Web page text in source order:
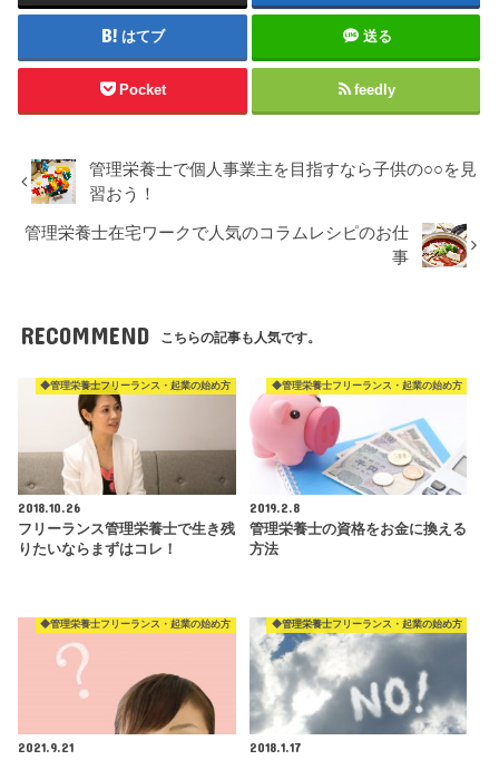
はてブ 送る
Pocket feedly
管理栄養士で個人事業主を目指すなら子供の○○を見
習おう！
管理栄養士在宅ワークで人気のコラムレシピのお仕
事
RECOMMEND こちらの記事も人気です。
◆管理栄養士フリーランス・起業の始め方
2018.10.26
フリーランス管理栄養士で生き残
りたいならまずはコレ！
◆管理栄養士フリーランス・起業の始め方
2019.2.8
管理栄養士の資格をお金に換える
方法
◆管理栄養士フリーランス・起業の始め方
2021.9.21
◆管理栄養士フリーランス・起業の始め方
2018.1.17